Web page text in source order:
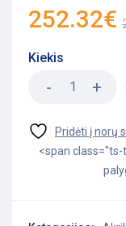
252.32€
Kiekis
<span